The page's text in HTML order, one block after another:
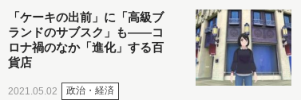
「ケーキの出前」に「高級ブ
ランドのサブスク」も――コ
ロナ禍のなか「進化」する百
貨店
2021.05.02 政治・経済